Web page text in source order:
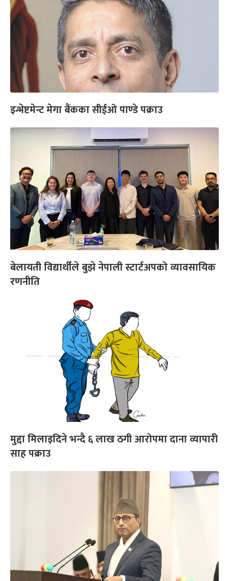
इन्भेष्टमेन्ट मेगा बैंकका सीईओ पाण्डे पक्राउ
बेलायती विद्यार्थीले बुझे नेपाली स्टार्टअपको व्यावसायिक
रणनीति
मुद्दा मिलाइदिने भन्दै ६ लाख ठगी आरोपमा दाना व्यापारी
साह पक्राउ